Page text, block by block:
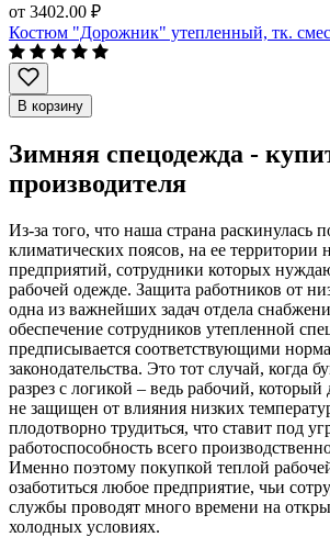
от 3402.00 ₽
Костюм "Дорожник" утепленный, тк.
В корзину
Зимняя спецодежда -
производителя
Из-за того, что наша страна раскинулась
климатических поясов, на ее территории
предприятий, сотрудники которых
рабочей одежде. Защита работников от
одна из важнейших задач отдела
обеспечение сотрудников утепленной
предписывается соответствующими
законодательства. Это тот случай, когда
разрез с логикой – ведь рабочий,
не защищен от влияния низких
плодотворно трудиться, что ставит под
работоспособность всего
Именно поэтому покупкой теплой
озаботиться любое предприятие, чьи
службы проводят много времени на
холодных условиях.